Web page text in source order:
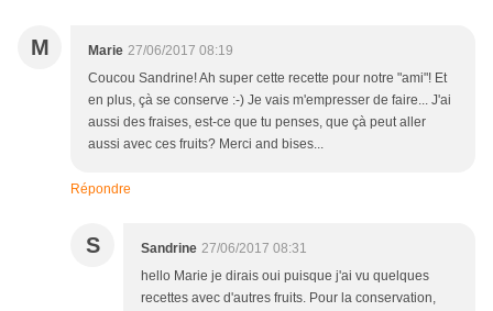
M Marie 27/06/2017 08:19
Coucou Sandrine! Ah super cette recette pour notre "ami"! Et
en plus, çà se conserve :-) Je vais m'empresser de faire... J'ai
aussi des fraises, est-ce que tu penses, que çà peut aller
aussi avec ces fruits? Merci and bises...
Répondre
S Sandrine 27/06/2017 08:31
hello Marie je dirais oui puisque j'ai vu quelques
recettes avec d'autres fruits. Pour la conservation,